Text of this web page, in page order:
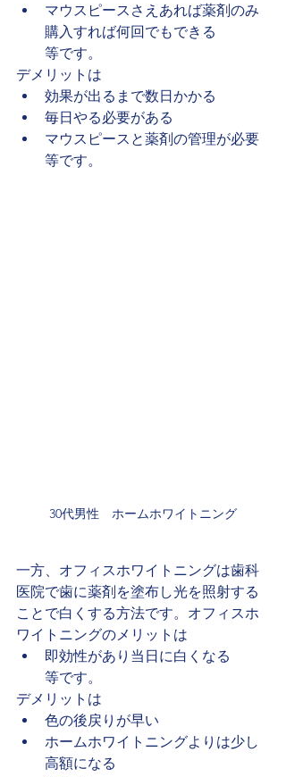
マウスピースさえあれば薬剤のみ
購入すれば何回でもできる
等です。
デメリットは
効果が出るまで数日かかる
毎日やる必要がある
マウスピースと薬剤の管理が必要
等です。
30代男性　ホームホワイトニング
一方、オフィスホワイトニングは歯科
医院で歯に薬剤を塗布し光を照射する
ことで白くする方法です。オフィスホ
ワイトニングのメリットは
即効性があり当日に白くなる
等です。
デメリットは
色の後戻りが早い
ホームホワイトニングよりは少し
高額になる